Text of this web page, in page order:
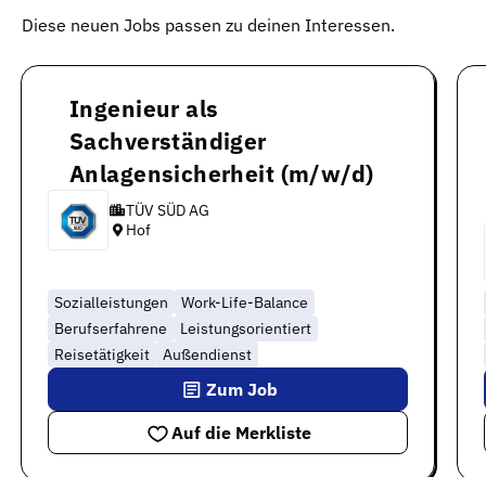
Diese neuen Jobs passen zu deinen Interessen.
Ingenieur als
Sachverständiger
Anlagensicherheit (m/w/d)
TÜV SÜD AG
Hof
Sozialleistungen
Work-Life-Balance
Berufserfahrene
Leistungsorientiert
Reisetätigkeit
Außendienst
Auf die Merkliste
Zum Job